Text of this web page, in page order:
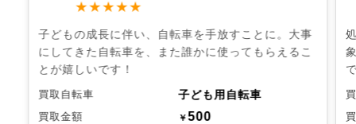
★★★★★
子どもの成長に伴い、自転車を手放すことに。大事
にしてきた自転車を、また誰かに使ってもらえるこ
とが嬉しいです！
買取自転車 子ども用自転車
買取金額 ￥500